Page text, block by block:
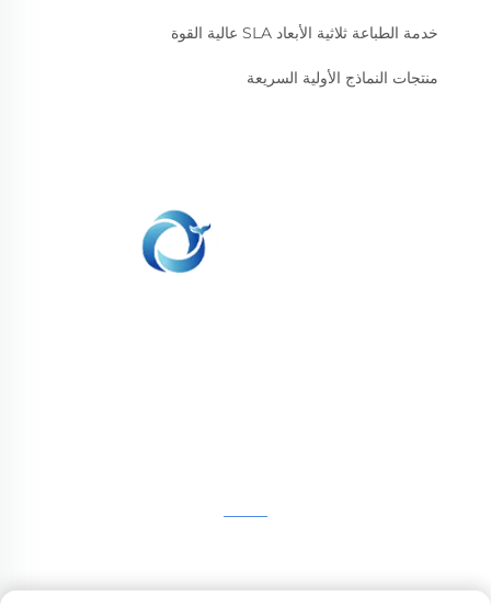
خدمة الطباعة ثلاثية الأبعاد SLA عالية القوة
منتجات النماذج الأولية السريعة